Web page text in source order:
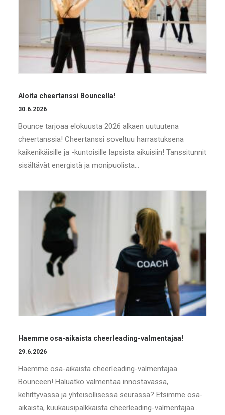
Aloita cheertanssi Bouncella!
30.6.2026
Bounce tarjoaa elokuusta 2026 alkaen uutuutena
cheertanssia! Cheertanssi soveltuu harrastuksena
kaikenikäisille ja -kuntoisille lapsista aikuisiin! Tanssitunnit
sisältävät energistä ja monipuolista…
Haemme osa-aikaista cheerleading-valmentajaa!
29.6.2026
Haemme osa-aikaista cheerleading-valmentajaa
Bounceen! Haluatko valmentaa innostavassa,
kehittyvässä ja yhteisöllisessä seurassa? Etsimme osa-
aikaista, kuukausipalkkaista cheerleading-valmentajaa…